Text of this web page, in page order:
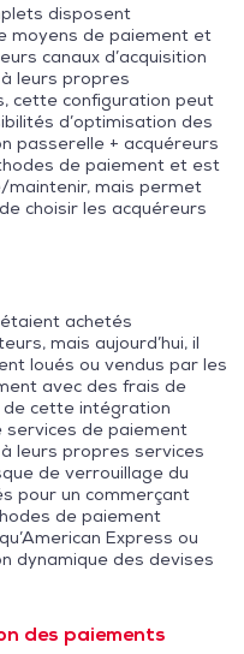
disposent
moyens de paiement et
canaux d’acquisition
leurs propres
cette configuration peut
d’optimisation des
passerelle + acquéreurs
de paiement et est
mais permet
choisir les acquéreurs
achetés
mais aujourd’hui, il
loués ou vendus par les
avec des frais de
de cette intégration
services de paiement
leurs propres services
de verrouillage du
pour un commerçant
de paiement
Express ou
dynamique des devises
des paiements